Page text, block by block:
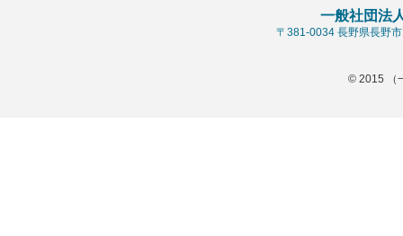
一般社団法
〒381-0034 長野県長野
© 2015 （